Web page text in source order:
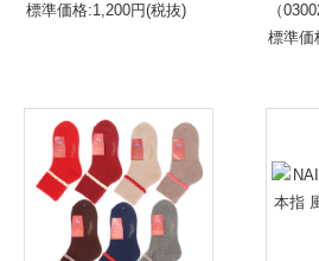
標準価格:1,200円(税抜)
（
標準価